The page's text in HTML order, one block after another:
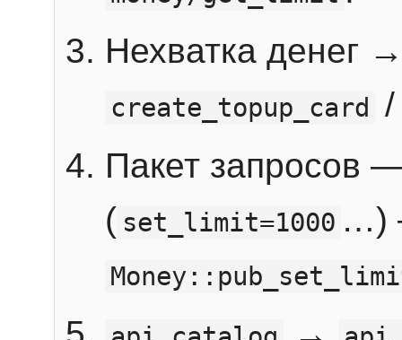
Нехватка денег
create_topup_card
Пакет запросов
( set_limit=1000 …)